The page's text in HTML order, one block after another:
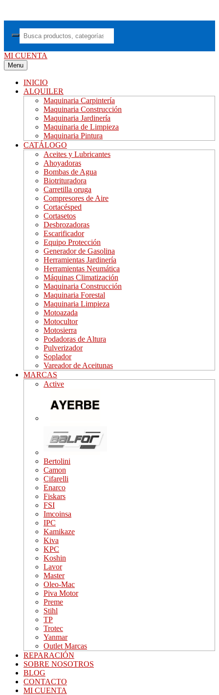
MI CUENTA
Menu
INICIO
ALQUILER
Maquinaria Carpintería
Maquinaria Construcción
Maquinaria Jardinería
Maquinaria de Limpieza
Maquinaria Pintura
CATÁLOGO
Aceites y Lubricantes
Ahoyadoras
Bombas de Agua
Biotrituradora
Carretilla oruga
Compresores de Aire
Cortacésped
Cortasetos
Desbrozadoras
Escarificador
Equipo Protección
Generador de Gasolina
Herramientas Jardinería
Herramientas Neumática
Máquinas Climatización
Maquinaria Construcción
Maquinaria Forestal
Maquinaria Limpieza
Motoazada
Motocultor
Motosierra
Podadoras de Altura
Pulverizador
Soplador
Vareador de Aceitunas
MARCAS
Active
Bertolini
Camon
Cifarelli
Enarco
Fiskars
FSI
Imcoinsa
IPC
Kamikaze
Kiva
KPC
Koshin
Lavor
Master
Oleo-Mac
Piva Motor
Preme
Stihl
TP
Trotec
Yanmar
Outlet Marcas
REPARACIÓN
SOBRE NOSOTROS
BLOG
CONTACTO
MI CUENTA